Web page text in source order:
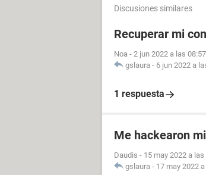
Discusiones similares
Recuperar mi
Noa - 2 jun 2022 a las 08:57
gslaura - 6 jun 2022 a
1 respuesta
Me hackearon
Daudis - 15 may 2022 a las
gslaura - 17 may 2022